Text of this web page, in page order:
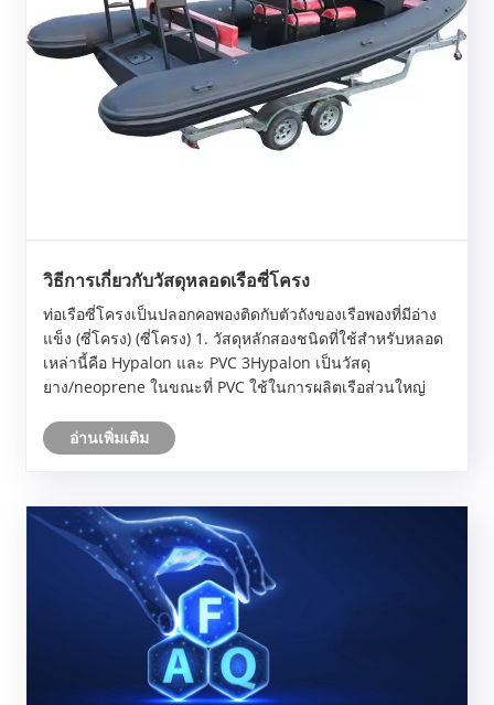
วิธีการเกี่ยวกับวัสดุหลอดเรือซี่โครง
ท่อเรือซี่โครงเป็นปลอกคอพองติดกับตัวถังของเรือพองที่มีอ่าง
แข็ง (ซี่โครง) (ซี่โครง) 1. วัสดุหลักสองชนิดที่ใช้สำหรับหลอด
เหล่านี้คือ Hypalon และ PVC 3Hypalon เป็นวัสดุ
ยาง/neoprene ในขณะที่ PVC ใช้ในการผลิตเรือส่วนใหญ่
อ่านเพิ่มเติม